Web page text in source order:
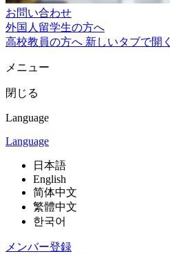
お問い合わせ
外国人留学生の方へ
高校教員の方へ 新しいタブで開く
メニュー
閉じる
Language
Language
日本語
English
简体中文
繁體中文
한국어
メンバー登録